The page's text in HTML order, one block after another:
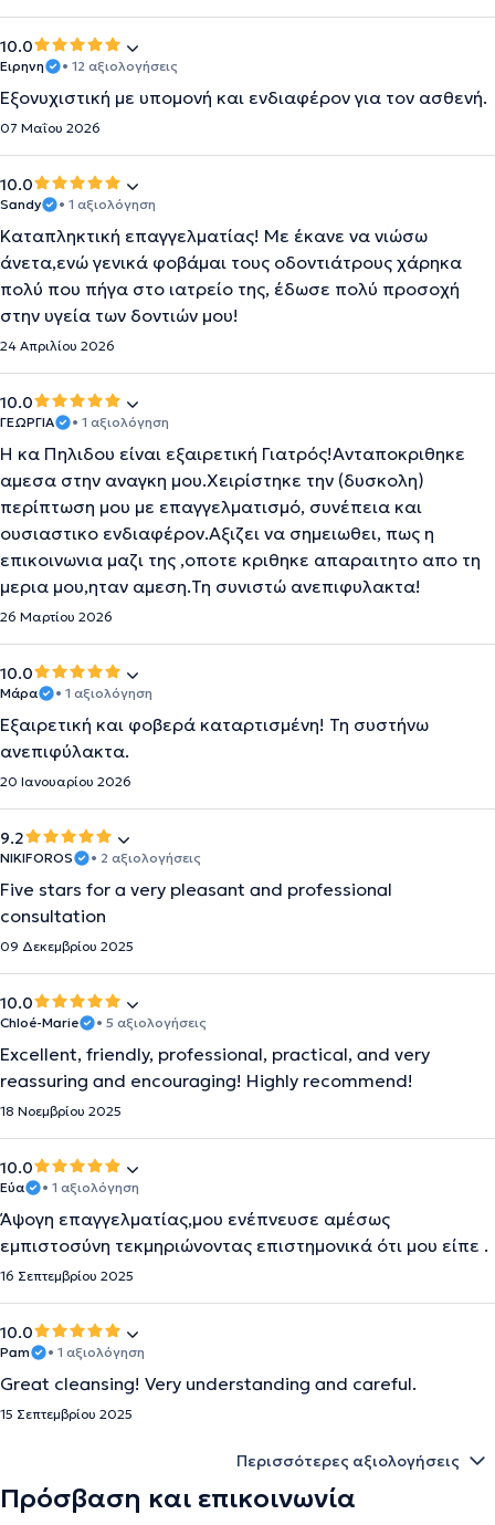
10.0
Ειρηνη • 12 αξιολογήσεις
Εξονυχιστική με υπομονή και ενδιαφέρον για τον ασθενή.
07 Μαΐου 2026
10.0
Sandy • 1 αξιολόγηση
Καταπληκτική επαγγελματίας! Με έκανε να νιώσω
άνετα,ενώ γενικά φοβάμαι τους οδοντιάτρους χάρηκα
πολύ που πήγα στο ιατρείο της, έδωσε πολύ προσοχή
στην υγεία των δοντιών μου!
24 Απριλίου 2026
10.0
ΓΕΩΡΓΙΑ • 1 αξιολόγηση
Η κα Πηλιδου είναι εξαιρετική Γιατρός!Ανταποκριθηκε
αμεσα στην αναγκη μου.Χειρίστηκε την (δυσκολη)
περίπτωση μου με επαγγελματισμό, συνέπεια και
ουσιαστικο ενδιαφέρον.Αξιζει να σημειωθει, πως η
επικοινωνια μαζι της ,οποτε κριθηκε απαραιτητο απο τη
μερια μου,ηταν αμεση.Τη συνιστώ ανεπιφυλακτα!
26 Μαρτίου 2026
10.0
Μάρα • 1 αξιολόγηση
Εξαιρετική και φοβερά καταρτισμένη! Τη συστήνω
ανεπιφύλακτα.
20 Ιανουαρίου 2026
9.2
NIKIFOROS • 2 αξιολογήσεις
Five stars for a very pleasant and professional
consultation
09 Δεκεμβρίου 2025
10.0
Chloé-Marie • 5 αξιολογήσεις
Excellent, friendly, professional, practical, and very
reassuring and encouraging! Highly recommend!
18 Νοεμβρίου 2025
10.0
Εύα • 1 αξιολόγηση
Άψογη επαγγελματίας,μου ενέπνευσε αμέσως
εμπιστοσύνη τεκμηριώνοντας επιστημονικά ότι μου είπε .
16 Σεπτεμβρίου 2025
10.0
Pam • 1 αξιολόγηση
Great cleansing! Very understanding and careful.
15 Σεπτεμβρίου 2025
Περισσότερες αξιολογήσεις
Πρόσβαση και επικοινωνία